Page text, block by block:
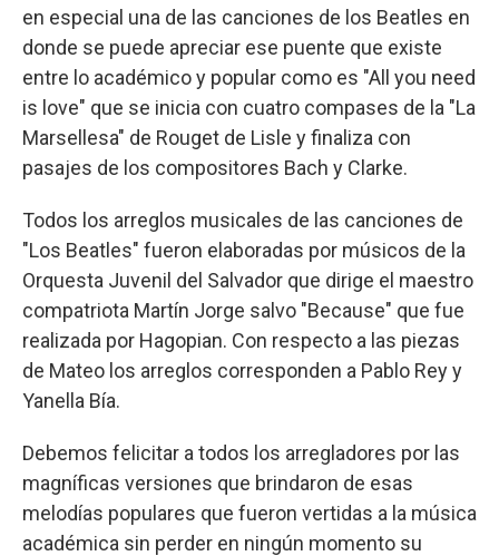
en especial una de las canciones de los Beatles en
donde se puede apreciar ese puente que existe
entre lo académico y popular como es "All you need
is love" que se inicia con cuatro compases de la "La
Marsellesa" de Rouget de Lisle y finaliza con
pasajes de los compositores Bach y Clarke.
Todos los arreglos musicales de las canciones de
"Los Beatles" fueron elaboradas por músicos de la
Orquesta Juvenil del Salvador que dirige el maestro
compatriota Martín Jorge salvo "Because" que fue
realizada por Hagopian. Con respecto a las piezas
de Mateo los arreglos corresponden a Pablo Rey y
Yanella Bía.
Debemos felicitar a todos los arregladores por las
magníficas versiones que brindaron de esas
melodías populares que fueron vertidas a la música
académica sin perder en ningún momento su